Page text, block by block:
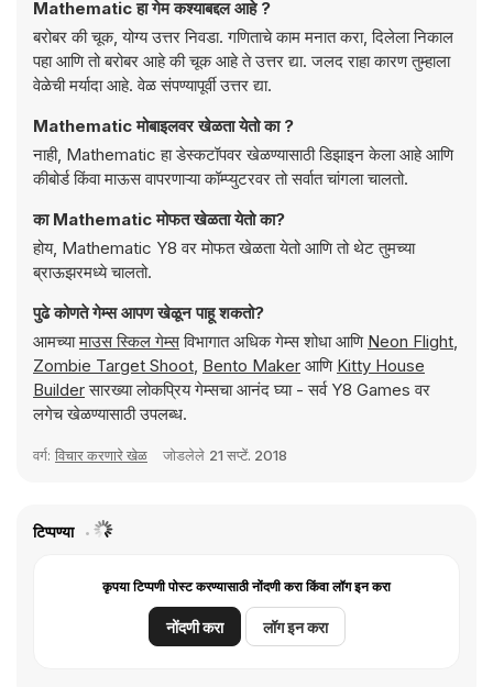
Mathematic हा गेम कश्याबद्दल आहे ?
बरोबर की चूक, योग्य उत्तर निवडा. गणिताचे काम मनात करा, दिलेला निकाल
पहा आणि तो बरोबर आहे की चूक आहे ते उत्तर द्या. जलद राहा कारण तुम्हाला
वेळेची मर्यादा आहे. वेळ संपण्यापूर्वी उत्तर द्या.
Mathematic मोबाइलवर खेळता येतो का ?
नाही, Mathematic हा डेस्कटॉपवर खेळण्यासाठी डिझाइन केला आहे आणि
कीबोर्ड किंवा माऊस वापरणाऱ्या कॉम्प्युटरवर तो सर्वात चांगला चालतो.
का Mathematic मोफत खेळता येतो का?
होय, Mathematic Y8 वर मोफत खेळता येतो आणि तो थेट तुमच्या
ब्राऊझरमध्ये चालतो.
पुढे कोणते गेम्स आपण खेळून पाहू शकतो?
आमच्यामाउस स्किल गेम्सविभागात अधिक गेम्स शोधा आणि Neon Flight,
Zombie Target Shoot, Bento Maker आणि Kitty House
Builderसारख्या लोकप्रिय गेम्सचा आनंद घ्या - सर्व Y8 Games वर
लगेच खेळण्यासाठी उपलब्ध.
वर्ग: विचार करणारे खेळ जोडलेले 21 सप्टें. 2018
टिप्पण्या
कृपया टिप्पणी पोस्ट करण्यासाठी नोंदणी करा किंवा लॉग इन करा
नोंदणी करा लॉग इन करा